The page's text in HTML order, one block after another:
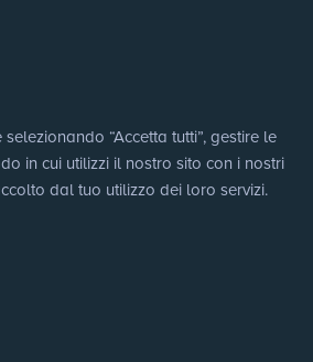
“Accetta tutti”, gestire le
in cui utilizzi il nostro sito con i nostri
dal tuo utilizzo dei loro servizi.